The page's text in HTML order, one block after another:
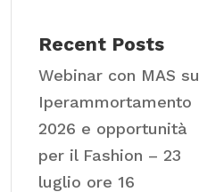
Recent Posts
Webinar con MAS su
Iperammortamento
2026 e opportunità
per il Fashion – 23
luglio ore 16